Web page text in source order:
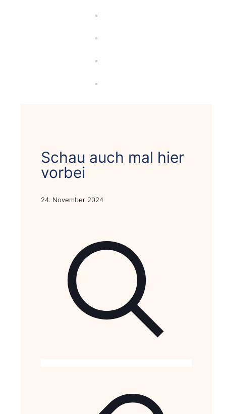
Schau auch mal hier
vorbei
24. November 2024